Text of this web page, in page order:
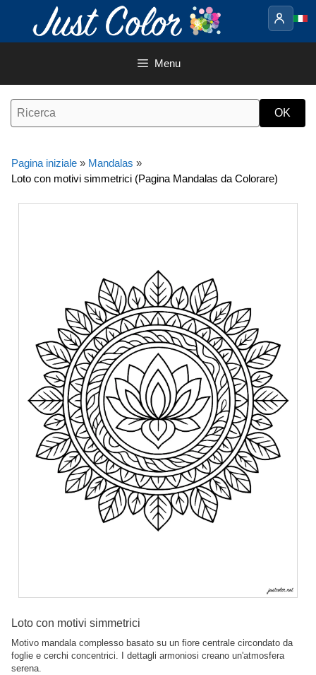
contenuto
Menu
Pagina iniziale » Mandalas »
Loto con motivi simmetrici (Pagina Mandalas da Colorare)
Loto con motivi simmetrici
Motivo mandala complesso basato su un fiore centrale circondato da
foglie e cerchi concentrici. I dettagli armoniosi creano un'atmosfera
serena.